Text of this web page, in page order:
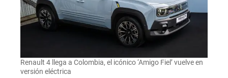
Renault 4 llega a Colombia, el icónico ‘Amigo Fiel’ vuelve en
versión eléctrica